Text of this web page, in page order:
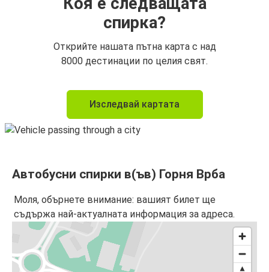
спирка?
Открийте нашата пътна карта с над
8000 дестинации по целия свят.
Изследвай картата
Автобусни спирки в(ъв) Горня Врба
Моля, обърнете внимание: вашият билет ще
съдържа най-актуалната информация за адреса.